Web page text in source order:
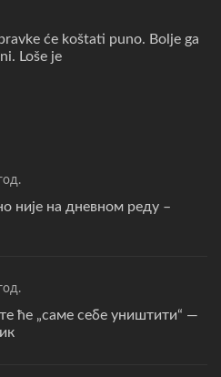
će koštati puno. Bolje ga
Loše je
није на дневном реду –
ће „саме себе уништити“ —